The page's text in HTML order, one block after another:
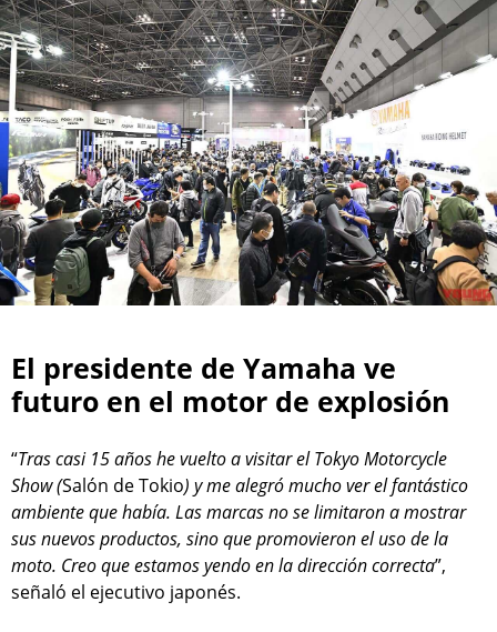
El presidente de Yamaha ve
futuro en el motor de explosión
“Tras casi 15 años he vuelto a visitar el Tokyo Motorcycle
Show (Salón de Tokio) y me alegró mucho ver el fantástico
ambiente que había. Las marcas no se limitaron a mostrar
sus nuevos productos, sino que promovieron el uso de la
moto. Creo que estamos yendo en la dirección correcta”,
señaló el ejecutivo japonés.